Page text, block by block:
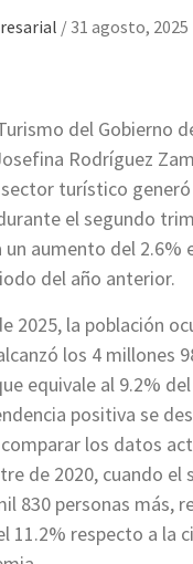
/ 31 agosto, 2025
del Gobierno
Rodríguez
turístico
el segundo
aumento del 2.6%
del año anterior.
2025, la población
los 4 millones
equivale al 9.2%
positiva se
los datos
de 2020, cuando el
830 personas más,
11.2% respecto a la